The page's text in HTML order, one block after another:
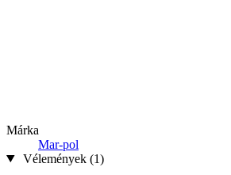
Márka
Mar-pol
Vélemények (1)